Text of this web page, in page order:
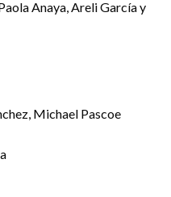
Anaya, Areli García y
Michael Pascoe